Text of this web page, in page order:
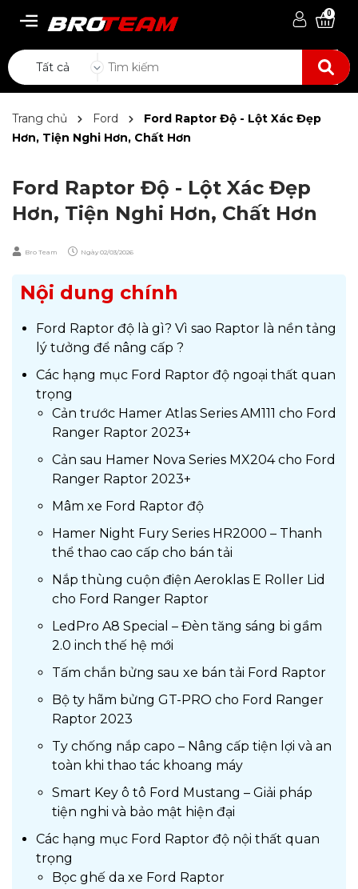
0
Tất cả
Trang chủ Ford
Ford Raptor Độ - Lột Xác Đẹp
Hơn, Tiện Nghi Hơn, Chất Hơn
Ford Raptor Độ - Lột Xác Đẹp
Hơn, Tiện Nghi Hơn, Chất Hơn
Bro Team Ngày 02/03/2026
Nội dung chính
Ford Raptor độ là gì? Vì sao Raptor là nền tảng
lý tưởng để nâng cấp ?
Các hạng mục Ford Raptor độ ngoại thất quan
trọng
Cản trước Hamer Atlas Series AM111 cho Ford
Ranger Raptor 2023+
Cản sau Hamer Nova Series MX204 cho Ford
Ranger Raptor 2023+
Mâm xe Ford Raptor độ
Hamer Night Fury Series HR2000 – Thanh
thể thao cao cấp cho bán tải
Nắp thùng cuộn điện Aeroklas E Roller Lid
cho Ford Ranger Raptor
LedPro A8 Special – Đèn tăng sáng bi gầm
2.0 inch thế hệ mới
Tấm chắn bửng sau xe bán tải Ford Raptor
Bộ ty hãm bửng GT-PRO cho Ford Ranger
Raptor 2023
Ty chống nắp capo – Nâng cấp tiện lợi và an
toàn khi thao tác khoang máy
Smart Key ô tô Ford Mustang – Giải pháp
tiện nghi và bảo mật hiện đại
Các hạng mục Ford Raptor độ nội thất quan
trọng
Bọc ghế da xe Ford Raptor